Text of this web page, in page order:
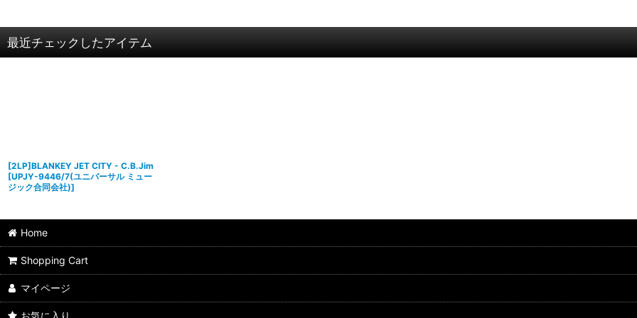
最近チェックしたアイテム
[2LP]BLANKEY JET CITY - C.B.Jim
[UPJY-9446/7(ユニバーサル ミュー
ジック合同会社)]
Home
Shopping Cart
マイページ